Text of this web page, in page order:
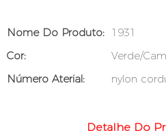
Nome Do Produto: 1931
Cor:
Verde/
Número Aterial:
nylon
Detalhe Do